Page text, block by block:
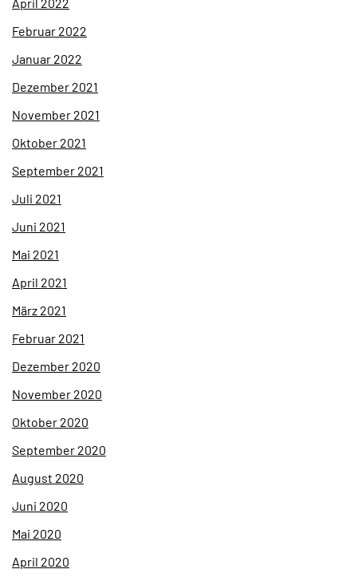
April 2022
Februar 2022
Januar 2022
Dezember 2021
November 2021
Oktober 2021
September 2021
Juli 2021
Juni 2021
Mai 2021
April 2021
März 2021
Februar 2021
Dezember 2020
November 2020
Oktober 2020
September 2020
August 2020
Juni 2020
Mai 2020
April 2020